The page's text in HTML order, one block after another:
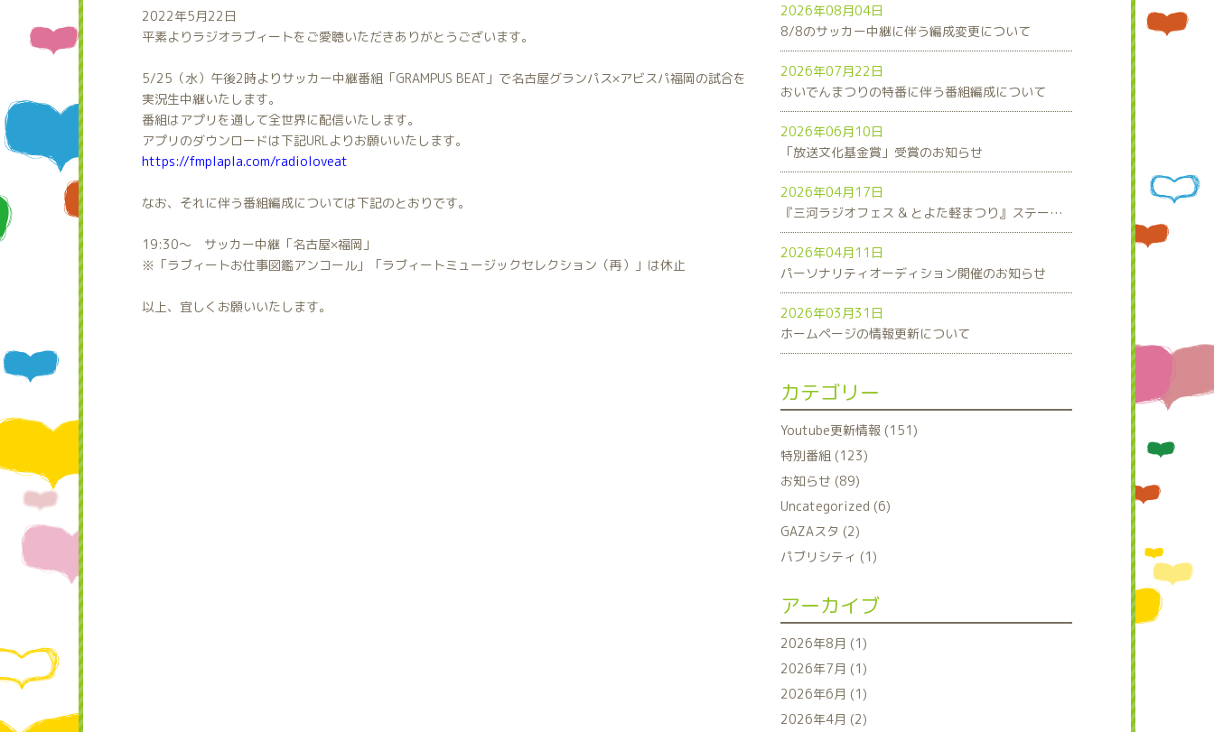
2022年5月22日
平素よりラジオラブィートをご愛聴いただきありがとうございます。
5/25（水）午後2時よりサッカー中継番組「GRAMPUS BEAT」で名古屋グランパス×アビスパ福岡の試合を
実況生中継いたします。
番組はアプリを通して全世界に配信いたします。
アプリのダウンロードは下記URLよりお願いいたします。
https://fmplapla.com/radioloveat
なお、それに伴う番組編成については下記のとおりです。
19:30～ サッカー中継「名古屋×福岡」
※「ラブィートお仕事図鑑アンコール」「ラブィートミュージックセレクション（再）」は休止
以上、宜しくお願いいたします。
2026年08月04日
8/8のサッカー中継に伴う編成変更について
2026年07月22日
おいでんまつりの特番に伴う番組編成について
2026年06月10日
「放送文化基金賞」受賞のお知らせ
2026年04月17日
『三河ラジオフェス & とよた軽まつり』ステージスケジュール発表！
2026年04月11日
パーソナリティオーディション開催のお知らせ
2026年03月31日
ホームページの情報更新について
カテゴリー
Youtube更新情報 (151)
特別番組 (123)
お知らせ (89)
Uncategorized (6)
GAZAスタ (2)
パブリシティ (1)
アーカイブ
2026年8月 (1)
2026年7月 (1)
2026年6月 (1)
2026年4月 (2)